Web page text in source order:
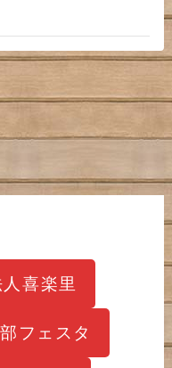
喜楽里
フェスタ